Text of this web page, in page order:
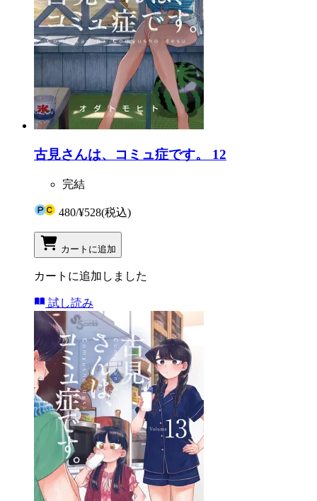
古見さんは、コミュ症です。 12
完結
480/¥528(税込)
カートに追加
カートに追加しました
試し読み